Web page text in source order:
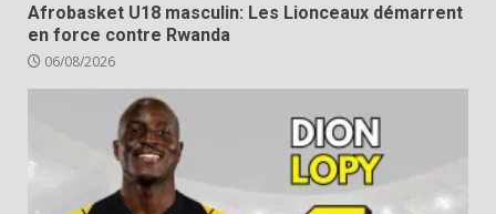
Afrobasket U18 masculin: Les Lionceaux démarrent
en force contre Rwanda
06/08/2026